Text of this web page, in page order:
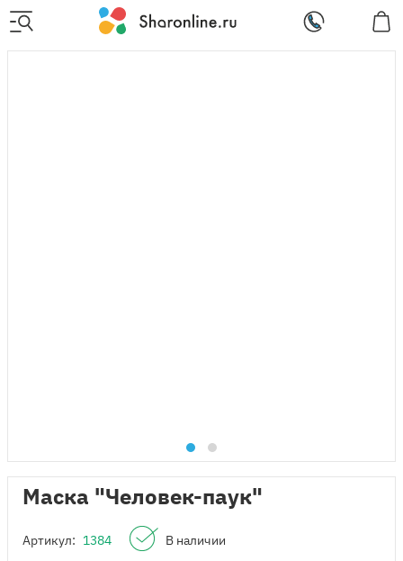
Маска "Человек-паук"
Артикул: 1384 В наличии